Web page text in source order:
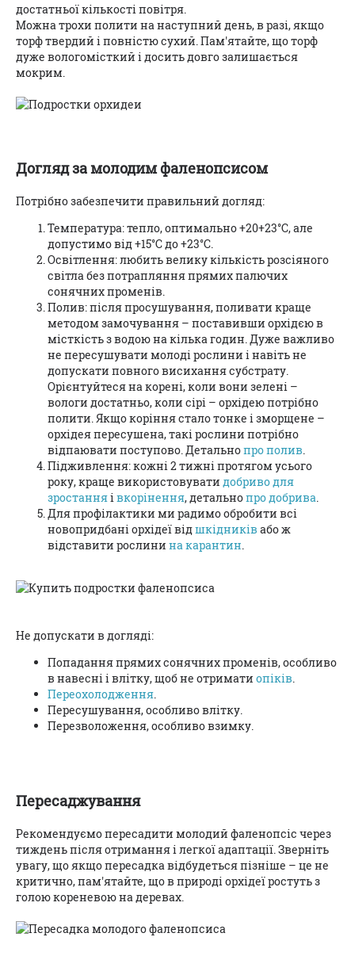
достатньої кількості повітря.
Можна трохи полити на наступний день, в разі, якщо
торф твердий і повністю сухий. Пам'ятайте, що торф
дуже вологомісткий і досить довго залишається
мокрим.
Догляд за молодим фаленопсисом
Потрібно забезпечити правильний догляд:
Температура: тепло, оптимально +20+23°C, але
допустимо від +15°C до +23°C.
Освітлення: любить велику кількість розсіяного
світла без потрапляння прямих палючих
сонячних променів.
Полив: після просушування, поливати краще
методом замочування – поставивши орхідєю в
місткicть з водою на кілька годин. Дуже важливо
не пересушувати молоді рослини і навіть не
допускати повного висихання субстрату.
Орієнтуйтеся на корені, коли вони зелені –
вологи достатньо, коли сірі – орхідею потрібно
полити. Якщо коріння стало тонке і зморщене –
орхідея пересушена, такі рослини потрібно
відпаювати поступово. Детальнопро полив.
Підживлення: кожні 2 тижні протягом усього
року, краще використовувати добриво для
зростанняівкорінення, детальнопро добрива.
Для профілактики ми радимо обробити всі
новопридбані орхідеї відшкідників або ж
відставити рослини на карантин.
Не допускати в догляді:
Попадання прямих сонячних променів, особливо
в навесні і влітку, щоб не отримати опіків.
Переохолодження.
Пересушування, особливо влітку.
Перезволоження, особливо взимку.
Пересаджування
Рекомендуємо пересадити молодий фаленопсіс через
тиждень після отримання і легкої адаптації. Зверніть
увагу, що якщо пересадка відбудеться пізніше – це не
критично, пам'ятайте, що в природі орхідеї ростуть з
голою кореневою на деревах.